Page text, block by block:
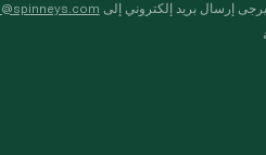
إرسال بريد إلكتروني إلى